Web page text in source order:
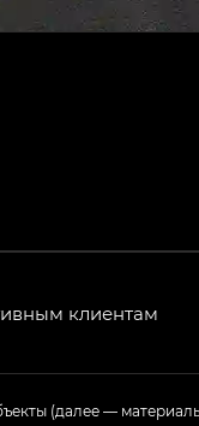
клиентам
(далее —